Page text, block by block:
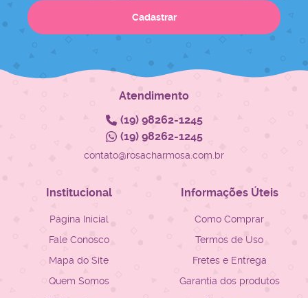
Cadastrar
Atendimento
(19)98262-1245
(19)98262-1245
contato@rosacharmosa.com.br
Institucional
Página Inicial
Fale Conosco
Mapa do Site
Quem Somos
Informações Úteis
Como Comprar
Termos de Uso
Fretes e Entrega
Garantia dos produtos